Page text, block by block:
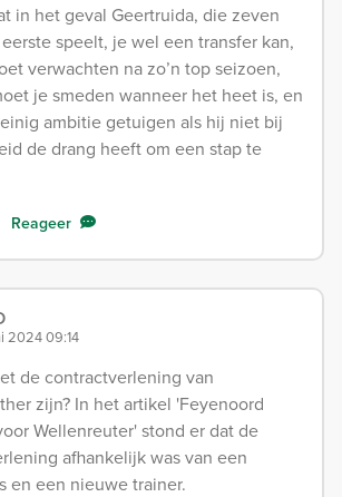
in het geval Geertruida, die zeven
speelt, je wel een transfer kan,
verwachten na zo’n top seizoen,
je smeden wanneer het heet is, en
ambitie getuigen als hij niet bij
de drang heeft om een stap te
Reageer
2024 09:14
de contractverlening van
zijn? In het artikel 'Feyenoord
Wellenreuter' stond er dat de
afhankelijk was van een
en een nieuwe trainer.